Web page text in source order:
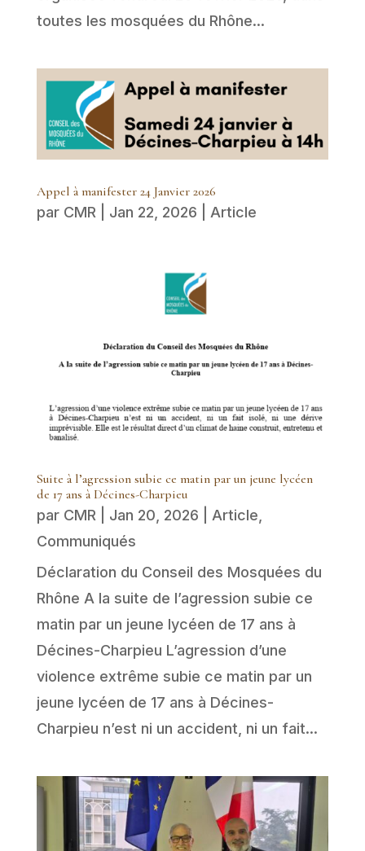
toutes les mosquées du Rhône...
Appel à manifester 24 Janvier 2026
par CMR Jan 22, 2026 Article
Suite à l’agression subie ce matin par un jeune lycéen
de 17 ans à Décines-Charpieu
par CMR Jan 20, 2026 Article
Communiqués
Déclaration du Conseil des Mosquées du
Rhône A la suite de l’agression subie ce
matin par un jeune lycéen de 17 ans à
Décines-Charpieu L’agression d’une
violence extrême subie ce matin par un
jeune lycéen de 17 ans à Décines-
Charpieu n’est ni un accident, ni un fait...